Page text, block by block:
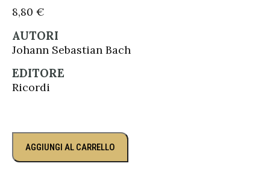
8,80 €
AUTORI
Johann Sebastian Bach
EDITORE
Ricordi
AGGIUNGI AL CARRELLO